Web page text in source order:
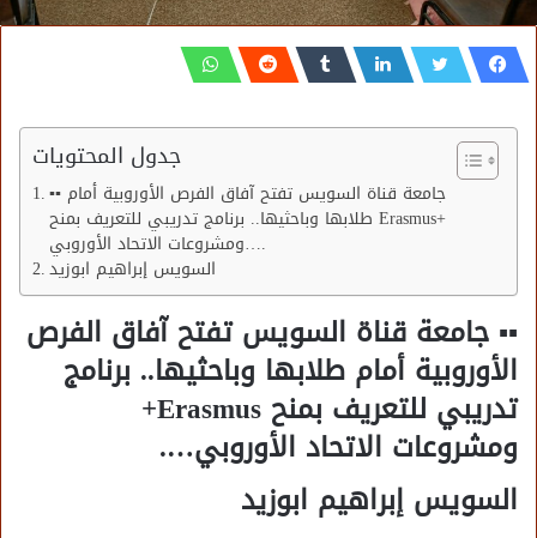
جدول المحتويات
▪︎▪︎ جامعة قناة السويس تفتح آفاق الفرص الأوروبية أمام
طلابها وباحثيها.. برنامج تدريبي للتعريف بمنح Erasmus+
ومشروعات الاتحاد الأوروبي….
السويس إبراهيم ابوزيد
▪︎▪︎ جامعة قناة السويس تفتح آفاق الفرص
الأوروبية أمام طلابها وباحثيها.. برنامج
تدريبي للتعريف بمنح Erasmus+
ومشروعات الاتحاد الأوروبي….
السويس إبراهيم ابوزيد